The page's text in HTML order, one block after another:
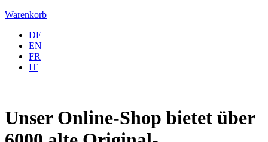
Warenkorb
DE
EN
FR
IT
Unser Online-Shop bietet über